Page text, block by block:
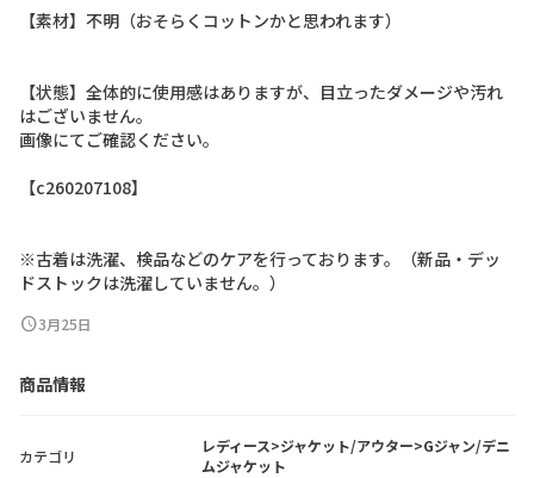
【素材】 不明 （おそら く コ ッ ト ンかと思われます）
【状態】 全体的に使用感はあり ますが、 目立ったダメージや汚れ
はございません。
画像にてご確認く ださい。
【c260207108】
※古着は洗濯、 検品などのケアを行っており ます。 （新品 ・ デッ
ドス ト ックは洗濯していません。 ）
schedule3月25日
商品情報
カテゴリ
レディース>ジャケット/アウター>Gジャン/デニ
ムジャケット